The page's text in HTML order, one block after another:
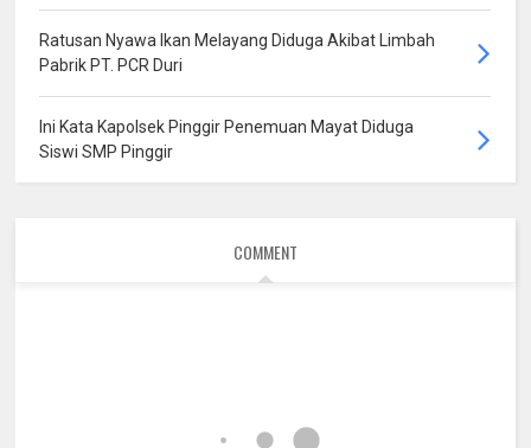
Ratusan Nyawa Ikan Melayang Diduga Akibat Limbah
Pabrik PT. PCR Duri
Ini Kata Kapolsek Pinggir Penemuan Mayat Diduga
Siswi SMP Pinggir
COMMENT